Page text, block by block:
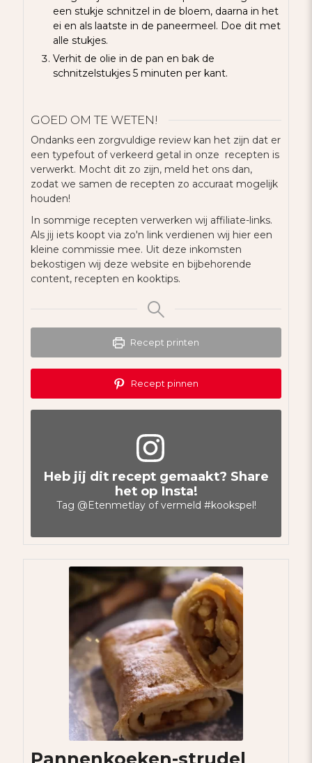
een stukje schnitzel in de bloem, daarna in het
ei en als laatste in de paneermeel. Doe dit met
alle stukjes.
Verhit de olie in de pan en bak de
schnitzelstukjes 5 minuten per kant.
GOED OM TE WETEN!
Ondanks een zorgvuldige review kan het zijn dat er
een typefout of verkeerd getal in onze recepten is
verwerkt. Mocht dit zo zijn, meld het ons dan,
zodat we samen de recepten zo accuraat mogelijk
houden!
In sommige recepten verwerken wij affiliate-links.
Als jij iets koopt via zo'n link verdienen wij hier een
kleine commissie mee. Uit deze inkomsten
bekostigen wij deze website en bijbehorende
content, recepten en kooktips.
Recept printen
Recept pinnen
Heb jij dit recept gemaakt? Share
het op Insta!
Tag @Etenmetlayof vermeld #kookspel!
Pannenkoeken-strudel